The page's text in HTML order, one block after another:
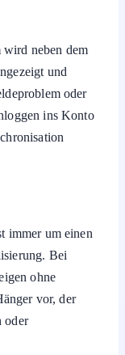
neben dem
und
oder
ins Konto
immer um einen
Bei
ohne
vor, der
oder